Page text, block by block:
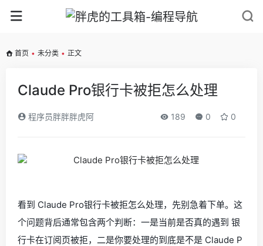
首页 • 未分类 • 正文
Claude Pro银行卡被拒怎么处理
程序员胖胖胖虎阿 189 0 0
看到 Claude Pro银行卡被拒怎么处理，先别急着下单。这
个问题背后通常包含两个判断：一是当前是否真的遇到 银
行卡在订阅页被拒，二是你要处理的到底是不是 Claude P